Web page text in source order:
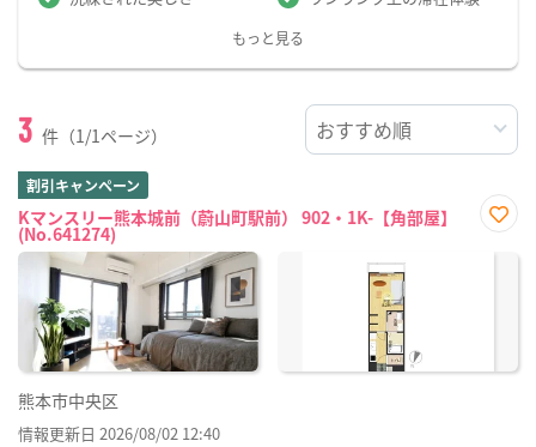
もっと見る
3 件（1/1ページ）
割引キャンペーン
Kマンスリー熊本城前（蔚山町駅前） 902・1K-【角部屋】
(No.641274)
に入
熊本市中央区
情報更新日 2026/08/02 12:40